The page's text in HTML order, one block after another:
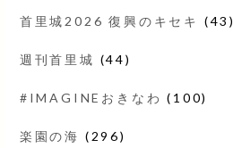
首里城2026 復興のキセキ (43)
週刊首里城 (44)
#IMAGINEおきなわ (100)
楽園の海 (296)